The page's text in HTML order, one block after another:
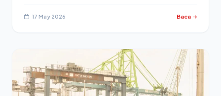
17 May 2026 Baca